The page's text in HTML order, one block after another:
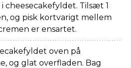
i cheesecakefyldet. Tilsæt 1
og pisk kortvarigt mellem
er ensartet.
oven på
og glat overfladen. Bag